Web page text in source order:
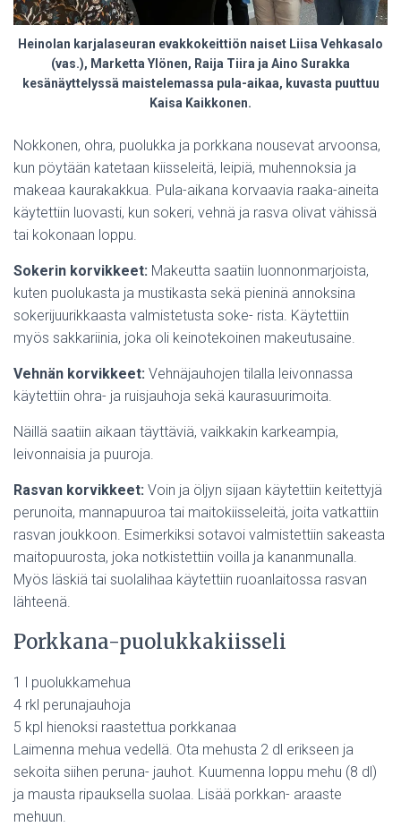
Heinolan karjalaseuran evakkokeittiön naiset Liisa Vehkasalo
(vas.), Marketta Ylönen, Raija Tiira ja Aino Surakka
kesänäyttelyssä maistelemassa pula-aikaa, kuvasta puuttuu
Kaisa Kaikkonen.
Nokkonen, ohra, puolukka ja porkkana nousevat arvoonsa,
kun pöytään katetaan kiisseleitä, leipiä, muhennoksia ja
makeaa kaurakakkua. Pula-aikana korvaavia raaka-aineita
käytettiin luovasti, kun sokeri, vehnä ja rasva olivat vähissä
tai kokonaan loppu.
Sokerin korvikkeet: Makeutta saatiin luonnonmarjoista,
kuten puolukasta ja mustikasta sekä pieninä annoksina
sokerijuurikkaasta valmistetusta soke- rista. Käytettiin
myös sakkariinia, joka oli keinotekoinen makeutusaine.
Vehnän korvikkeet: Vehnäjauhojen tilalla leivonnassa
käytettiin ohra- ja ruisjauhoja sekä kaurasuurimoita.
Näillä saatiin aikaan täyttäviä, vaikkakin karkeampia,
leivonnaisia ja puuroja.
Rasvan korvikkeet: Voin ja öljyn sijaan käytettiin keitettyjä
perunoita, mannapuuroa tai maitokiisseleitä, joita vatkattiin
rasvan joukkoon. Esimerkiksi sotavoi valmistettiin sakeasta
maitopuurosta, joka notkistettiin voilla ja kananmunalla.
Myös läskiä tai suolalihaa käytettiin ruoanlaitossa rasvan
lähteenä.
Porkkana-puolukkakiisseli
1 l puolukkamehua
4 rkl perunajauhoja
5 kpl hienoksi raastettua porkkanaa
Laimenna mehua vedellä. Ota mehusta 2 dl erikseen ja
sekoita siihen peruna- jauhot. Kuumenna loppu mehu (8 dl)
ja mausta ripauksella suolaa. Lisää porkkan- araaste
mehuun.